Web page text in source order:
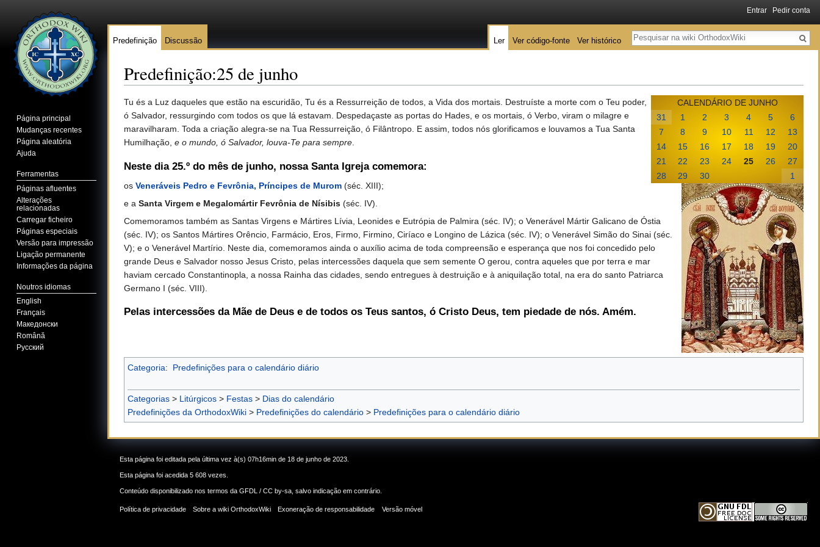
Predefinição:25 de junho
CALENDÁRIO DE JUNHO
31
1 2 3 4 5
6
7
8 9 10 11 12
13
14
15 16 17 18 19
20
21
22 23 24 25 26
27
28
29 30 1
Tu és a Luz daqueles que estão na escuridão, Tu és a Ressurreição de todos, a Vida dos mortais. Destruíste a morte com o Teu poder,
ó Salvador, ressurgindo com todos os que lá estavam. Despedaçaste as portas do Hades, e os mortais, ó Verbo, viram o milagre e
maravilharam. Toda a criação alegra-se na Tua Ressurreição, ó Filântropo. E assim, todos nós glorificamos e louvamos a Tua Santa
Humilhação, e o mundo, ó Salvador, louva-Te para sempre.
Neste dia 25.º do mês de junho, nossa Santa Igreja comemora:
os Veneráveis Pedro e Fevrônia, Príncipes de Murom (séc. XIII);
e a Santa Virgem e Megalomártir Fevrônia de Nísibis (séc. IV).
Comemoramos também as Santas Virgens e Mártires Lívia, Leonides e Eutrópia de Palmira (séc. IV); o Venerável Mártir Galicano de Óstia
(séc. IV); os Santos Mártires Orêncio, Farmácio, Eros, Firmo, Firmino, Ciríaco e Longino de Lázica (séc. IV); o Venerável Simão do Sinai (séc.
V); e o Venerável Martírio. Neste dia, comemoramos ainda o auxílio acima de toda compreensão e esperança que nos foi concedido pelo
grande Deus e Salvador nosso Jesus Cristo, pelas intercessões daquela que sem semente O gerou, contra aqueles que por terra e mar
haviam cercado Constantinopla, a nossa Rainha das cidades, sendo entregues à destruição e à aniquilação total, na era do santo Patriarca
Germano I (séc. VIII).
Pelas intercessões da Mãe de Deus e de todos os Teus santos, ó Cristo Deus, tem piedade de nós. Amém.
Categoria: Predefinições para o calendário diário
Categorias > Litúrgicos > Festas > Dias do calendário
Predefinições da OrthodoxWiki > Predefinições do calendário > Predefinições para o calendário diário
Entrar Pedir conta
Predefinição Discussão Ler Ver código-fonte Ver histórico
Pesquisa
Página principal
Mudanças recentes
Página aleatória
Ajuda
Ferramentas
Páginas afluentes
Alterações
relacionadas
Carregar ficheiro
Páginas especiais
Versão para impressão
Ligação permanente
Informações da página
Noutros idiomas
English
Français
Македонски
Română
Русский
Esta página foi editada pela última vez à(s) 07h16min de 18 de junho de 2023.
Esta página foi acedida 5 608 vezes.
Conteúdo disponibilizado nos termos da GFDL / CC by-sa , salvo indicação em contrário.
Política de privacidade Sobre a wiki OrthodoxWiki Exoneração de responsabilidade Versão móvel